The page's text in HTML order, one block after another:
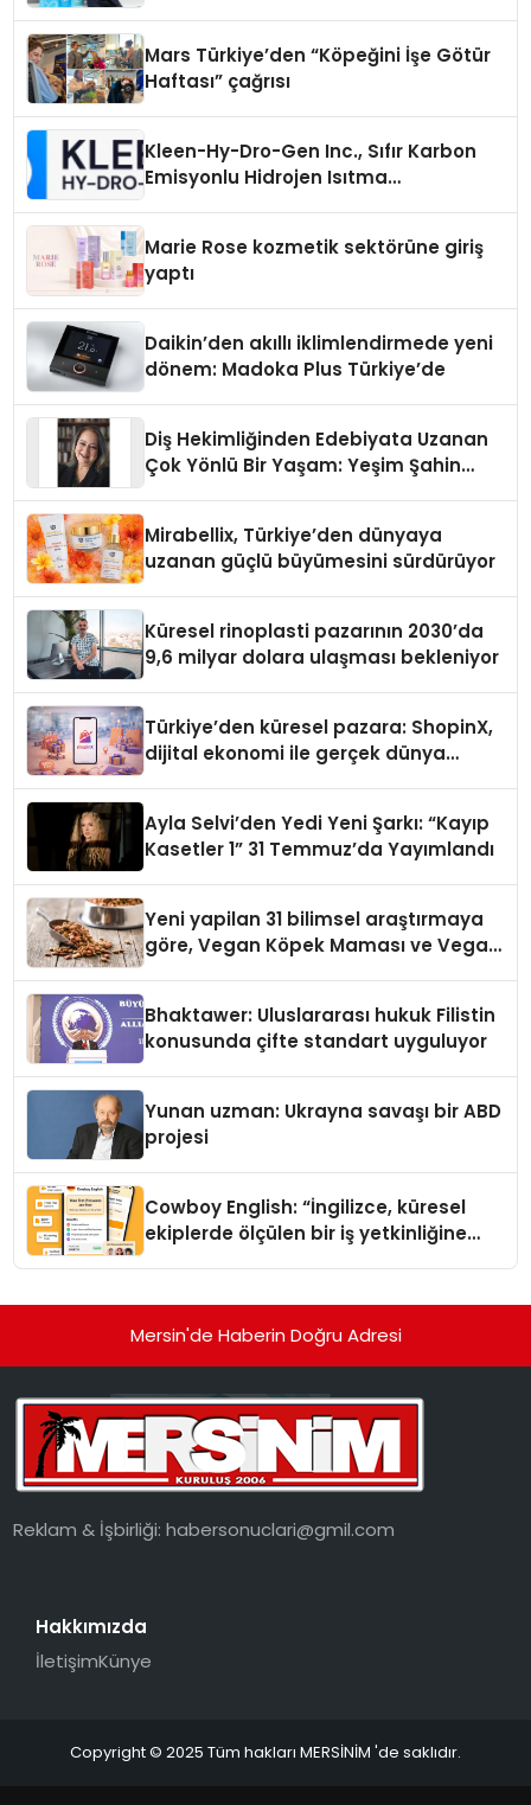
Mars Türkiye’den “Köpeğini İşe Götür
Haftası” çağrısı
Kleen-Hy-Dro-Gen Inc., Sıfır Karbon
Emisyonlu Hidrojen Isıtma
Marie Rose kozmetik sektörüne giriş
yaptı
Daikin’den akıllı iklimlendirmede yeni
dönem: Madoka Plus Türkiye’de
Diş Hekimliğinden Edebiyata Uzanan
Çok Yönlü Bir Yaşam: Yeşim Şahin
Mirabellix, Türkiye’den dünyaya
uzanan güçlü büyümesini sürdürüyor
Küresel rinoplasti pazarının 2030’da
9,6 milyar dolara ulaşması bekleniyor
Türkiye’den küresel pazara: ShopinX,
dijital ekonomi ile gerçek dünya
Ayla Selvi’den Yedi Yeni Şarkı: “Kayıp
Kasetler 1” 31 Temmuz’da Yayımlandı
Yeni yapilan 31 bilimsel araştırmaya
göre, Vegan Köpek Maması ve Vegan
Bhaktawer: Uluslararası hukuk Filistin
konusunda çifte standart uyguluyor
Yunan uzman: Ukrayna savaşı bir ABD
projesi
Cowboy English: “İngilizce, küresel
ekiplerde ölçülen bir iş yetkinliğine
Mersin'de Haberin Doğru Adresi
Reklam & İşbirliği:habersonuclari@gmil.com
Hakkımızda
İletişimKünye
Copyright © 2025 Tüm hakları MERSİNİM 'de saklıdır.